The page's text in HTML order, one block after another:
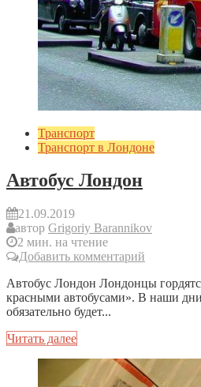
Транспорт
Транспорт в Лондоне
Автобус Лондон
21.09.2019
автор Grigoriy Barannikov
2 мин. на чтение
Добавить комментарий
Автобус Лондон Лондонцы
красными автобусами». В наши
обязательно будет...
Читать далее